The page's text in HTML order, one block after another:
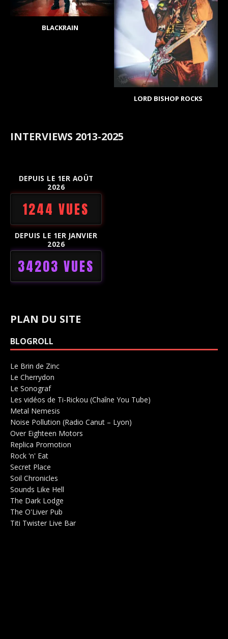
BLACKRAIN
LORD BISHOP ROCKS
INTERVIEWS 2013-2025
DEPUIS LE 1ER AOÛT
2026
1244 VUES
DEPUIS LE 1ER JANVIER
2026
34203 VUES
PLAN DU SITE
BLOGROLL
Le Brin de Zinc
Le Cherrydon
Le SonografSalle de concerts 0
Les vidéos de Ti-Rickou (Chaîne You Tube)
Metal Nemesis
Noise Pollution (Radio Canut – Lyon)
Over Eighteen Motors
Replica Promotion
Rock 'n' Eat
Secret Place
Soil Chronicles
Sounds Like Hell
The Dark Lodge
The O'Liver Pub
Titi Twister Live Bar